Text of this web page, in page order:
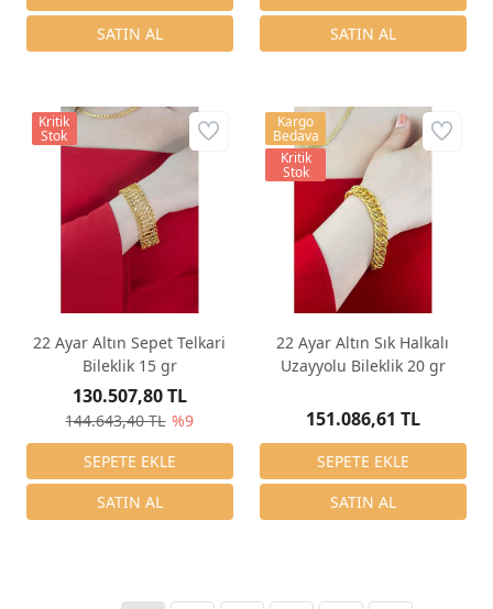
22 Ayar Altın Sepet Telkari
Bileklik 15 gr
144.643,40 TL %9
130.507,80 TL
Kritik
Stok
22 Ayar Altın Sık Halkalı
Uzayyolu Bileklik 20 gr
151.086,61 TL
Kargo
Bedava
Kritik
Stok